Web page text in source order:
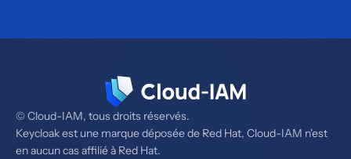
© Cloud-IAM, tous droits réservés.
Keycloak est une marque déposée de Red Hat, Cloud-IAM n'est
en aucun cas affilié à Red Hat.